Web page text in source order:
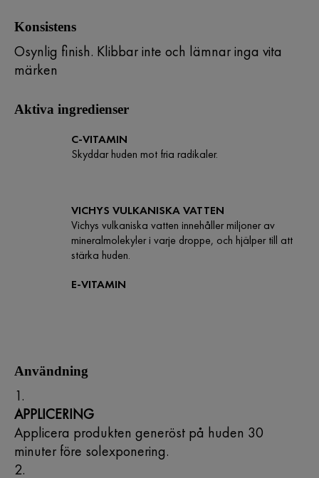
Konsistens
Osynlig finish. Klibbar inte och lämnar inga vita
märken
Aktiva ingredienser
C-VITAMIN
Skyddar huden mot fria radikaler.
VICHYS VULKANISKA VATTEN
Vichys vulkaniska vatten innehåller miljoner av
mineralmolekyler i varje droppe, och hjälper till att
stärka huden.
E-VITAMIN
Användning
APPLICERING
Applicera produkten generöst på huden 30
minuter före solexponering.